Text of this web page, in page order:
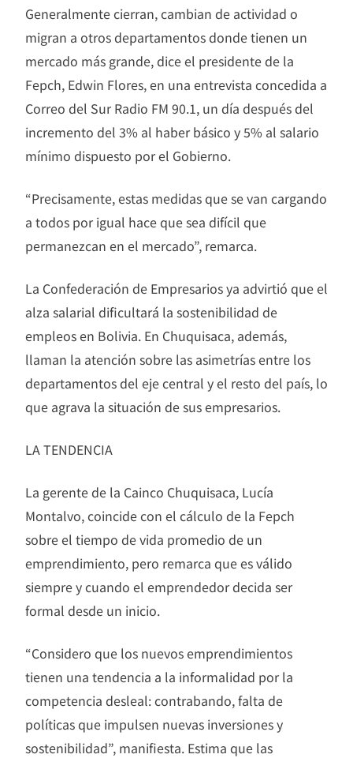
Generalmente cierran, cambian de actividad o
migran a otros departamentos donde tienen un
mercado más grande, dice el presidente de la
Fepch, Edwin Flores, en una entrevista concedida a
Correo del Sur Radio FM 90.1, un día después del
incremento del 3% al haber básico y 5% al salario
mínimo dispuesto por el Gobierno.
“Precisamente, estas medidas que se van cargando
a todos por igual hace que sea difícil que
permanezcan en el mercado”, remarca.
La Confederación de Empresarios ya advirtió que el
alza salarial dificultará la sostenibilidad de
empleos en Bolivia. En Chuquisaca, además,
llaman la atención sobre las asimetrías entre los
departamentos del eje central y el resto del país, lo
que agrava la situación de sus empresarios.
LA TENDENCIA
La gerente de la Cainco Chuquisaca, Lucía
Montalvo, coincide con el cálculo de la Fepch
sobre el tiempo de vida promedio de un
emprendimiento, pero remarca que es válido
siempre y cuando el emprendedor decida ser
formal desde un inicio.
“Considero que los nuevos emprendimientos
tienen una tendencia a la informalidad por la
competencia desleal: contrabando, falta de
políticas que impulsen nuevas inversiones y
sostenibilidad”, manifiesta. Estima que las